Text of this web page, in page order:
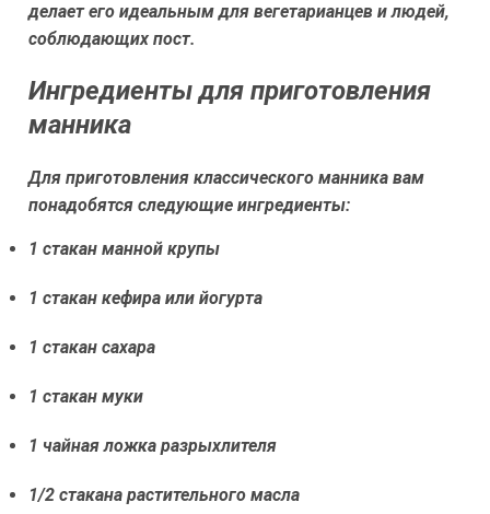
делает его идеальным для вегетарианцев и людей,
соблюдающих пост.
Ингредиенты для приготовления
манника
Для приготовления классического манника вам
понадобятся следующие ингредиенты:
1 стакан манной крупы
1 стакан кефира или йогурта
1 стакан сахара
1 стакан муки
1 чайная ложка разрыхлителя
1/2 стакана растительного масла